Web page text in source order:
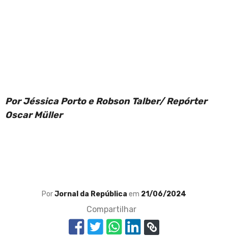
Por Jéssica Porto e Robson Talber/ Repórter
Oscar Müller
PorJornal da República em 21/06/2024
Compartilhar